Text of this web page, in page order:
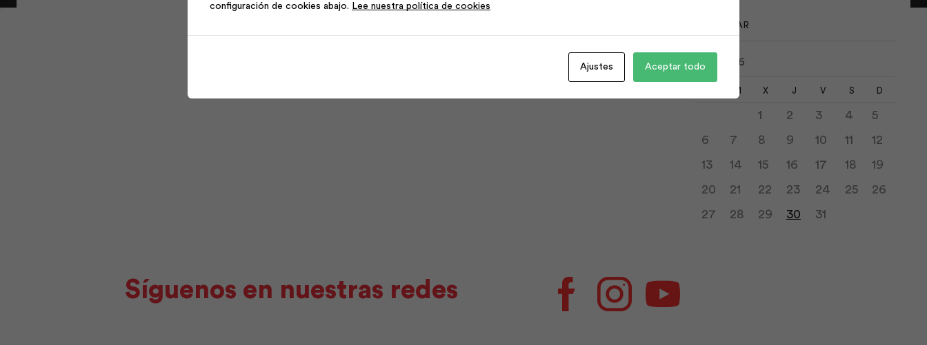
CALENDAR
julio 2026
M X J V S D
1 2 3 4
5
6
7 8 9 10 11
12
13
14 15 16 17 18
19
20
21 22 23 24 25
26
27
28 29 30 31
Síguenos en nuestras redes FacebookInstagramYoutube
configuración de cookies abajo. Lee nuestra política de cookies
Ajustes Aceptar todo